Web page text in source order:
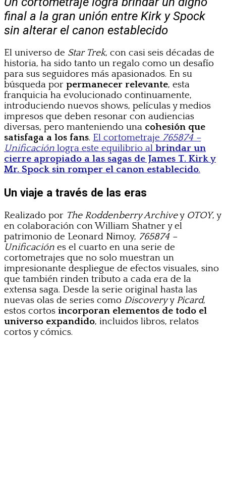
final a la gran unión entre Kirk y Spock
sin alterar el canon establecido
El universo de Star Trek, con casi seis décadas de
historia, ha sido tanto un regalo como un desafío
para sus seguidores más apasionados. En su
búsqueda por permanecer relevante, esta
franquicia ha evolucionado continuamente,
introduciendo nuevos shows, películas y medios
impresos que deben resonar con audiencias
diversas, pero manteniendo una cohesión que
satisfaga a los fans. El cortometraje 765874 –
Unificación logra este equilibrio al brindar un
cierre apropiado a las sagas de James T. Kirk y
Mr. Spock sin romper el canon establecido.
Un viaje a través de las eras
Realizado por The Roddenberry Archivey OTOY, y
en colaboración con William Shatner y el
patrimonio de Leonard Nimoy, 765874 –
Unificación es el cuarto en una serie de
cortometrajes que no solo muestran un
impresionante despliegue de efectos visuales, sino
que también rinden tributo a cada era de la
extensa saga. Desde la serie original hasta las
nuevas olas de series como Discoveryy Picard,
estos cortos incorporan elementos de todo el
universo expandido, incluidos libros, relatos
cortos y cómics.